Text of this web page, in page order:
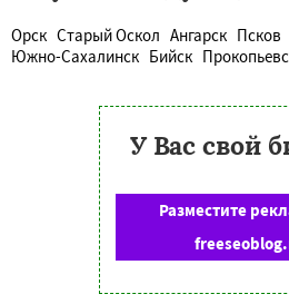
Орск Старый Оскол Ангарск Псков
Южно-Сахалинск Бийск
У Вас свой
Разместите